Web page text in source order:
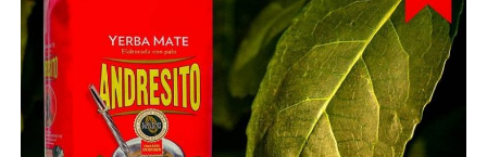
O ingresa
de nuestras redes sociales Te
esperamos en el portal de la #radio con la mejor
información y la mejor #música…
#Folklore #tango
#Rock #Nacional,
#RockInternacional,
#RockandRoll, #Noticias y la mejor #Música
Te
esperamos